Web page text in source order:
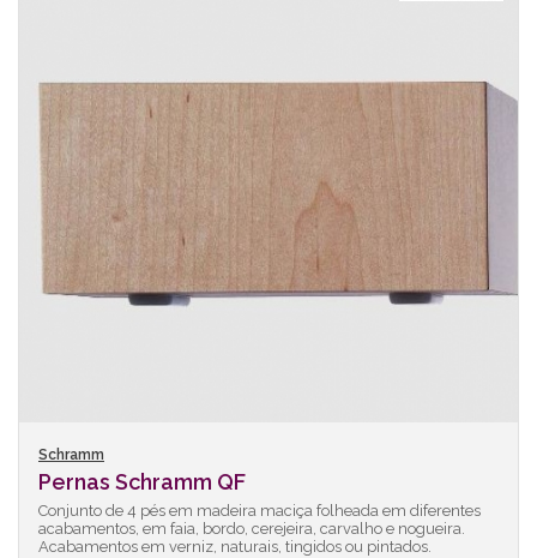
Schramm
Pernas Schramm QF
Conjunto de 4 pés em madeira maciça folheada em diferentes
acabamentos, em faia, bordo, cerejeira, carvalho e nogueira.
Acabamentos em verniz, naturais, tingidos ou pintados.